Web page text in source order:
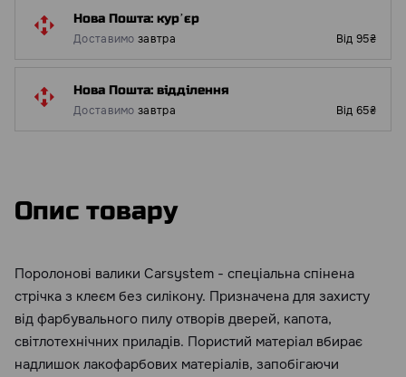
Нова Пошта: курʼєр
Доставимо завтра Від 95₴
Нова Пошта: відділення
Доставимо завтра Від 65₴
Опис товару
Поролонові валики Carsystem - спеціальна спінена
стрічка з клеєм без силікону. Призначена для захисту
від фарбувального пилу отворів дверей, капота,
світлотехнічних приладів. Пористий матеріал вбирає
надлишок лакофарбових матеріалів, запобігаючи